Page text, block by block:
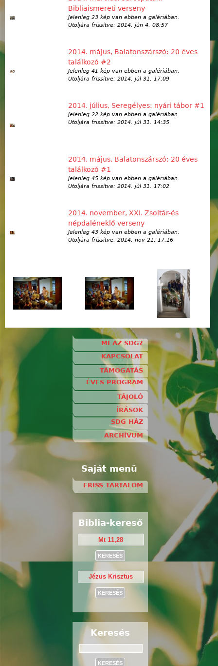
Bibliaismereti verseny
Jelenleg 23 kép van ebben a galériában.
Utoljára frissítve: 2014. jún 4. 08:57
2014. május, Balatonszárszó: 20 éves
találkozó #2
Jelenleg 41 kép van ebben a galériában.
Utoljára frissítve: 2014. júl 31. 17:09
2014. július, Seregélyes: nyári tábor #1
Jelenleg 22 kép van ebben a galériában.
Utoljára frissítve: 2014. júl 31. 14:35
2014. május, Balatonszárszó: 20 éves
találkozó #1
Jelenleg 45 kép van ebben a galériában.
Utoljára frissítve: 2014. júl 31. 17:02
2014. november, XXI. Zsoltár-és
népdaléneklő verseny
Jelenleg 43 kép van ebben a galériában.
Utoljára frissítve: 2014. nov 21. 17:16
MI AZ SDG?
KAPCSOLAT
TÁMOGATÁS
ÉVES PROGRAM
TÁJOLÓ
ÍRÁSOK
SDG HÁZ
ARCHÍVUM
Saját menü
FRISS TARTALOM
Biblia-kereső
Keresés